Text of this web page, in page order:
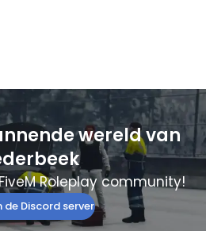
wereld van
Roleplay community!
de Discord server